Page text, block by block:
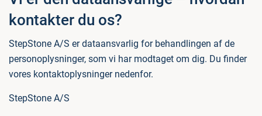
kontakter du os?
StepStone A/S er dataansvarlig for behandlingen af de
personoplysninger, som vi har modtaget om dig. Du finder
vores kontaktoplysninger nedenfor.
StepStone A/S